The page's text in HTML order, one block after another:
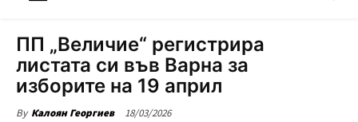
ПП „Величие“ регистрира
листата си във Варна за
изборите на 19 април
By Калоян Георгиев 18/03/2026